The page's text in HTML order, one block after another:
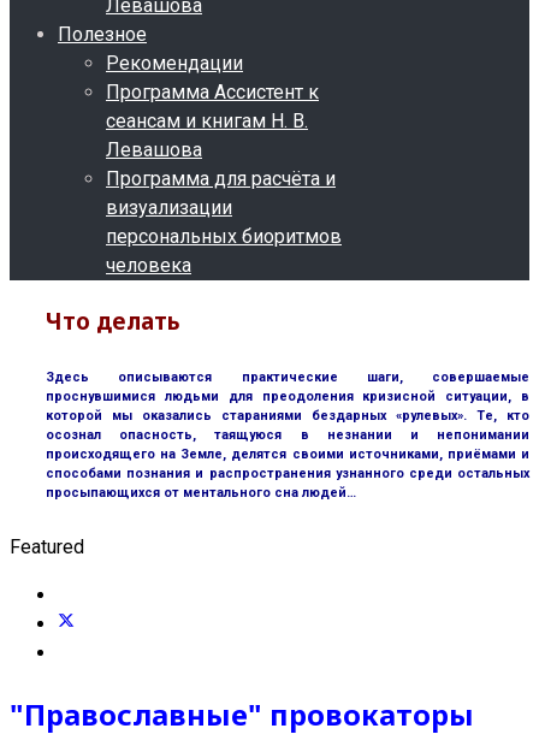
Левашова
Полезное
Рекомендации
Программа Ассистент к
сеансам и книгам Н. В.
Левашова
Программа для расчёта и
визуализации
персональных биоритмов
человека
Что делать
Здесь описываются практические шаги, совершаемые
проснувшимися людьми для преодоления кризисной ситуации, в
которой мы оказались стараниями бездарных «рулевых». Те, кто
осознал опасность, таящуюся в незнании и непонимании
происходящего на Земле, делятся своими источниками, приёмами и
способами познания и распространения узнанного среди остальных
просыпающихся от ментального сна людей…
Featured
"Православные" провокаторы